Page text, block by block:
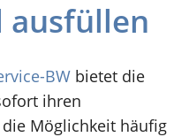
BW bietet die
ihren
Möglichkeit häufig